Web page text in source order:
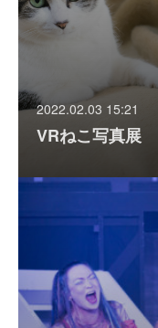
2022.02.03 15:21
VRねこ写真展